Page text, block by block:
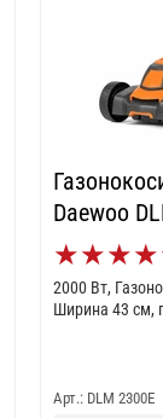
Daewoo
★★★★
2000 Вт,
Ширина 43 см,
Арт.: DLM 2300E